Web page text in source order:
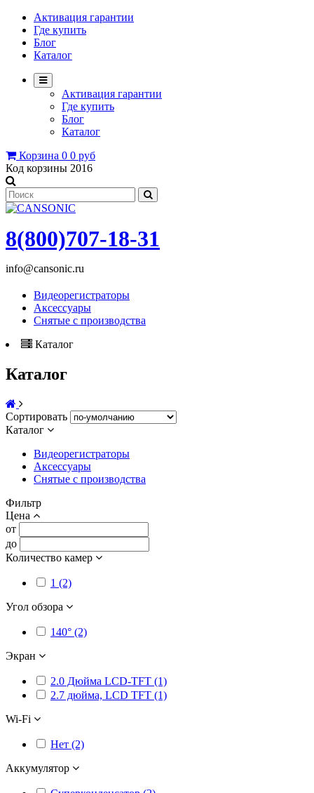
Активация гарантии
Где купить
Блог
Каталог
Активация гарантии
Где купить
Блог
Каталог
Корзина 0 0 руб
Код корзины 2016
8(800)707-18-31
info@cansonic.ru
Видеорегистраторы
Аксессуары
Снятые с производства
Каталог
Каталог
Сортировать
Каталог
Видеорегистраторы
Аксессуары
Снятые с производства
Фильтр
Цена
от
до
Количество камер
1 (2)
Угол обзора
140° (2)
Экран
2.0 Дюйма LCD-TFT (1)
2.7 дюйма, LCD TFT (1)
Wi-Fi
Нет (2)
Аккумулятор